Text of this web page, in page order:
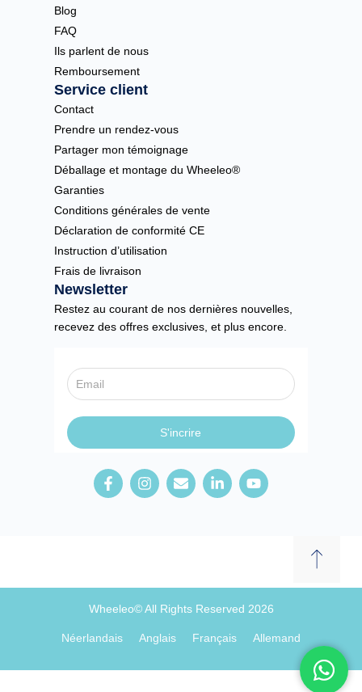
Blog
FAQ
Ils parlent de nous
Remboursement
Service client
Contact
Prendre un rendez-vous
Partager mon témoignage
Déballage et montage du Wheeleo®
Garanties
Conditions générales de vente
Déclaration de conformité CE
Instruction d’utilisation
Frais de livraison
Newsletter
Restez au courant de nos dernières nouvelles,
recevez des offres exclusives, et plus encore.
Wheeleo© All Rights Reserved 2026
Néerlandais Anglais Français Allemand